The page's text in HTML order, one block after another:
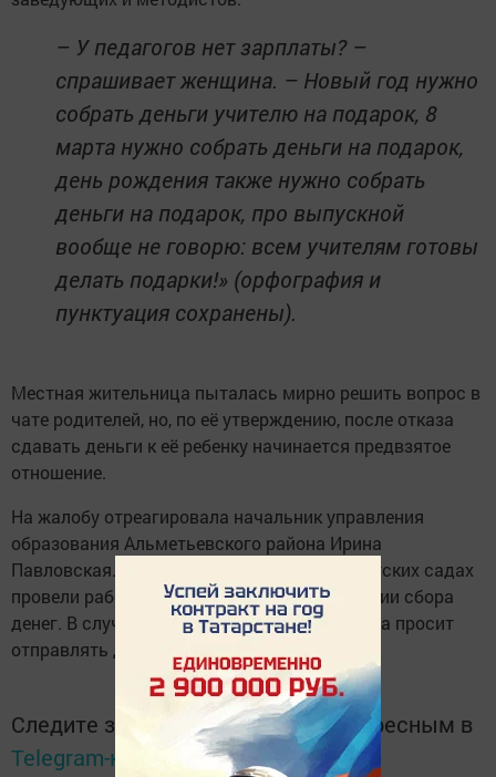
– У педагогов нет зарплаты? –
спрашивает женщина. – Новый год нужно
собрать деньги учителю на подарок, 8
марта нужно собрать деньги на подарок,
день рождения также нужно собрать
деньги на подарок, про выпускной
вообще не говорю: всем учителям готовы
делать подарки!» (орфография и
пунктуация сохранены).
Местная жительница пыталась мирно решить вопрос в
чате родителей, но, по её утверждению, после отказа
сдавать деньги к её ребенку начинается предвзятое
отношение.
На жалобу отреагировала начальник управления
образования Альметьевского района Ирина
Павловская. С ее слов, во всех школах и детских садах
провели работу по напоминаю о недопущении сбора
денег. В случае повтора ситуации чиновница просит
отправлять данные учреждений ей лично.
Следите за самым важным и интересным в
Telegram-канале
Татмедиа